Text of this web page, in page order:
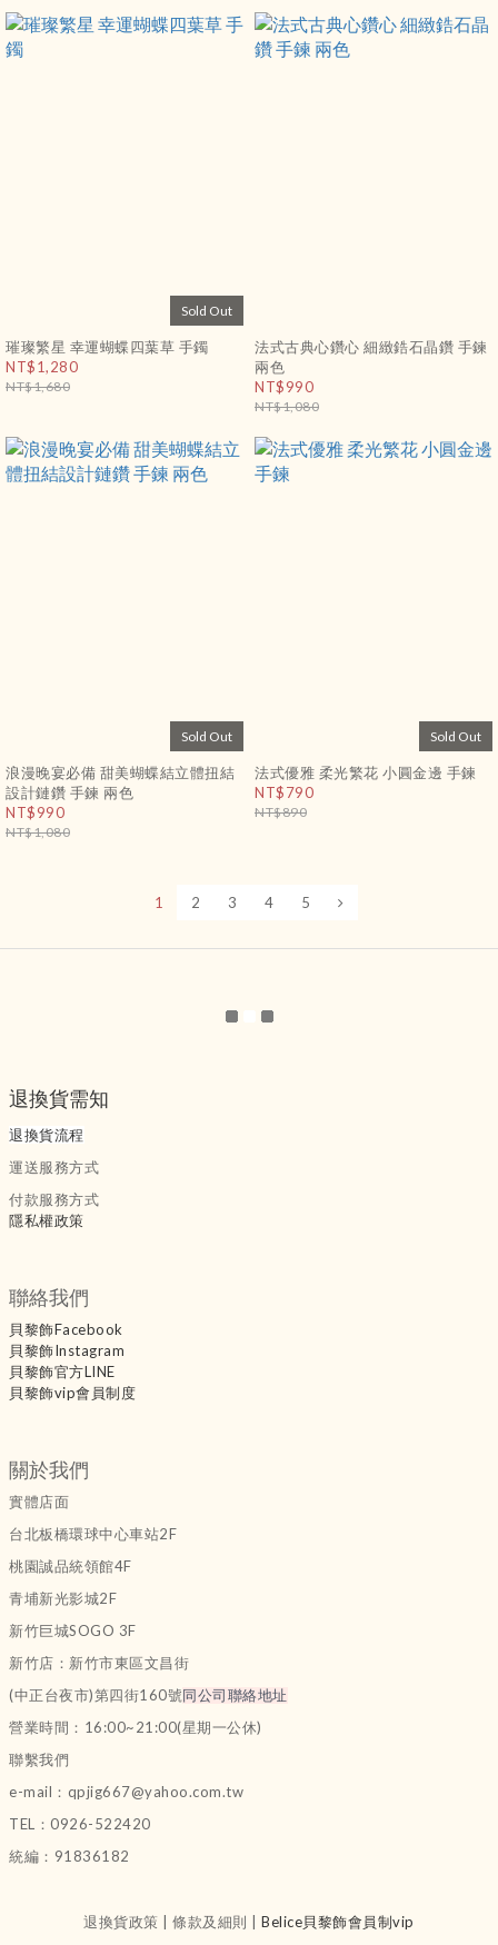
Sold Out
璀璨繁星 幸運蝴蝶四葉草 手鐲
NT$1,280
NT$1,680
法式古典心鑽心 細緻鋯石晶鑽 手鍊
兩色
NT$990
NT$1,080
Sold Out
浪漫晚宴必備 甜美蝴蝶結立體扭結
設計鏈鑽 手鍊 兩色
NT$990
NT$1,080
Sold Out
法式優雅 柔光繁花 小圓金邊 手鍊
NT$790
NT$890
1 2 3 4 5
退換貨需知
退換貨流程
運送服務方式
付款服務方式
隱私權政策
聯絡我們
貝黎飾Facebook
貝黎飾Instagram
貝黎飾官方LINE
貝黎飾vip會員制度
關於我們
實體店面
台北板橋環球中心車站2F
桃園誠品統領館4F
青埔新光影城2F
新竹巨城SOGO 3F
新竹店：新竹市東區文昌街
(中正台夜市)第四街160號同公司聯絡地址
營業時間：16:00~21:00(星期一公休)
聯繫我們
e-mail：qpjig667@yahoo.com.tw
TEL：0926-522420
統編：91836182
退換貨政策 | 條款及細則 |
Belice貝黎飾會員制vip